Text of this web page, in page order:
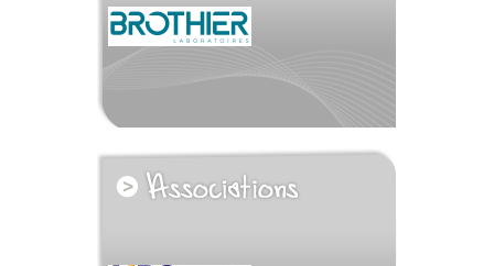
voir tous les partenaires